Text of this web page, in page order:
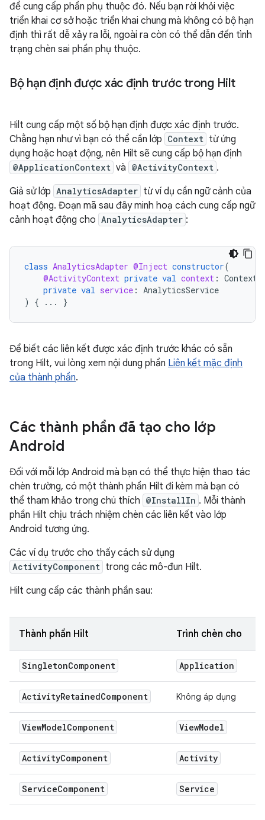
để cung cấp phần phụ thuộc đó. Nếu bạn rời khỏi việc
triển khai cơ sở hoặc triển khai chung mà không có bộ hạn
định thì rất dễ xảy ra lỗi, ngoài ra còn có thể dẫn đến tình
trạng chèn sai phần phụ thuộc.
Bộ hạn định được xác định trước trong Hilt
Hilt cung cấp một số bộ hạn định được xác định trước.
Chẳng hạn như vì bạn có thể cần lớp Context từ ứng
dụng hoặc hoạt động, nên Hilt sẽ cung cấp bộ hạn định
@ApplicationContext và @ActivityContext .
Giả sử lớp AnalyticsAdapter từ ví dụ cần ngữ cảnh của
hoạt động. Đoạn mã sau đây minh hoạ cách cung cấp ngữ
cảnh hoạt động cho AnalyticsAdapter :
class AnalyticsAdapter @Inject constructor(
@ActivityContext private val context : Context
private val service : AnalyticsService
)
{ ... }
Để biết các liên kết được xác định trước khác có sẵn
trong Hilt, vui lòng xem nội dung phần Liên kết mặc định
của thành phần.
Các thành phần đã tạo cho lớp
Android
Đối với mỗi lớp Android mà bạn có thể thực hiện thao tác
chèn trường, có một thành phần Hilt đi kèm mà bạn có
thể tham khảo trong chú thích @InstallIn . Mỗi thành
phần Hilt chịu trách nhiệm chèn các liên kết vào lớp
Android tương ứng.
Các ví dụ trước cho thấy cách sử dụng
ActivityComponent trong các mô-đun Hilt.
Hilt cung cấp các thành phần sau:
Thành phần Hilt Trình chèn cho
SingletonComponent Application
ActivityRetainedComponent Không áp dụng
ViewModelComponent ViewModel
ActivityComponent Activity
ServiceComponent Service